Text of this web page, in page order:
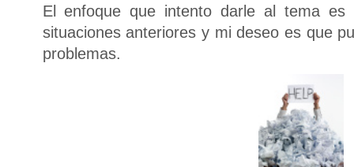
El enfoque que intento darle al tema es
situaciones anteriores y mi deseo es que
problemas.